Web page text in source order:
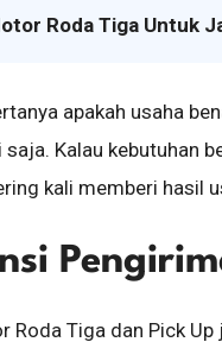
Roda Tiga Untuk
apakah usaha
saja. Kalau kebutuhan
kali memberi hasil
Roda Tiga dan Pick